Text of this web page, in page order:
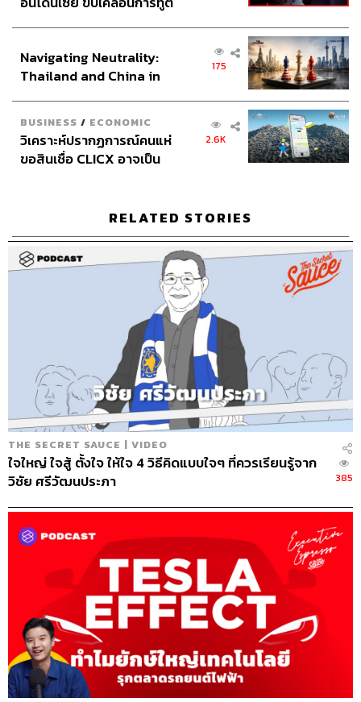
Social Media Adminsวนัชพร ดวงนิล, สุทธกิตติ์​ สุทธา
วรรณกุล, ธิติกร ลิ้มทองมณี, วิมลณัฐ พรศิริอนันต์
Archive Officerชริน จำปาวัน
The Secret Sauce
เคน นครินทร์
86
ABOUT THE HOST
นครินทร์ วนกิจไพบูลย์
บรรณาธิการบริหาร สำนักข่าว THE
STANDARD วิทยากรด้านสื่อและการทำคอน
อินโดนีเซีย
Navigating Neutrality:
Thailand and China in
175
BUSINESS / ECONOMIC
วิเคราะห์ปรากฏการณ์คนแห่
ขอสินเชื่อ CLICX อาจเป็น
2.6K
RELATED STORIES
THE SECRET SAUCE | VIDEO
ใจใหญ่ ใจสู้ ตั้งใจ ให้ใจ 4 วิธีคิดแบบใจๆ ที่ควรเรียนรู้จาก
วิชัย ศรีวัฒนประภา
385